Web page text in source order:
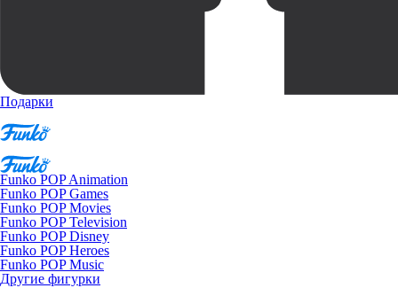
Подарки
Funko POP Animation
Funko POP Games
Funko POP Movies
Funko POP Television
Funko POP Disney
Funko POP Heroes
Funko POP Music
Другие фигурки